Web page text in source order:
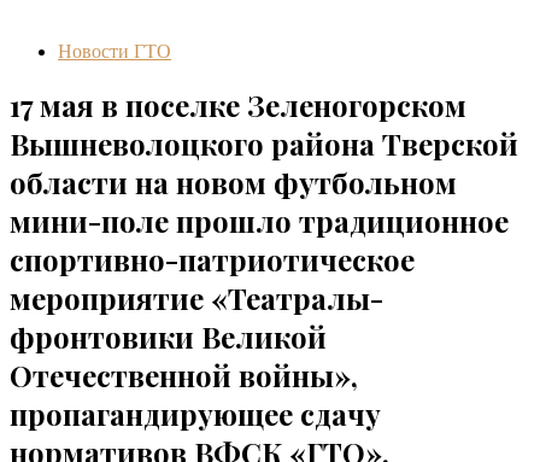
Новости ГТО
17 мая в поселке Зеленогорском
Вышневолоцкого района Тверской
области на новом футбольном
мини-поле прошло традиционное
спортивно-патриотическое
мероприятие «Театралы-
фронтовики Великой
Отечественной войны»,
пропагандирующее сдачу
нормативов ВФСК «ГТО».